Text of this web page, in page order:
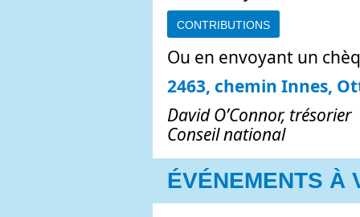
CONTRIBUTIONS
Ou en envoyant un
2463, chemin Innes,
David O’Connor, trésorier
Conseil national
ÉVÉNEMENTS À